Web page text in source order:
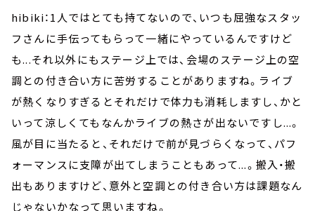
hibiki：1人ではとても持てないので、いつも屈強なスタッ
フさんに手伝ってもらって一緒にやっているんですけど
も...それ以外にもステージ上では、会場のステージ上の空
調との付き合い方に苦労することがありますね。ライブ
が熱くなりすぎるとそれだけで体力も消耗しますし、かと
いって涼しくてもなんかライブの熱さが出ないですし...。
風が目に当たると、それだけで前が見づらくなって、パフ
ォーマンスに支障が出てしまうこともあって...。搬入・搬
出もありますけど、意外と空調との付き合い方は課題なん
じゃないかなって思いますね。